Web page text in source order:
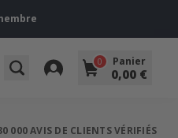
0 Panier
0,00 €
000 AVIS DE CLIENTS VÉRIFIÉS